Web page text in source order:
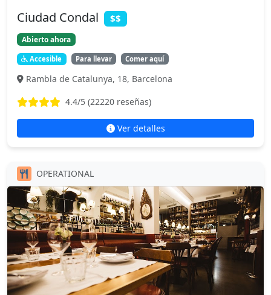
Ciudad Condal $$
Abierto ahora
Accesible Para llevar Comer aquí
Rambla de Catalunya, 18, Barcelona
4.4/5 (22220 reseñas)
Ver detalles
OPERATIONAL